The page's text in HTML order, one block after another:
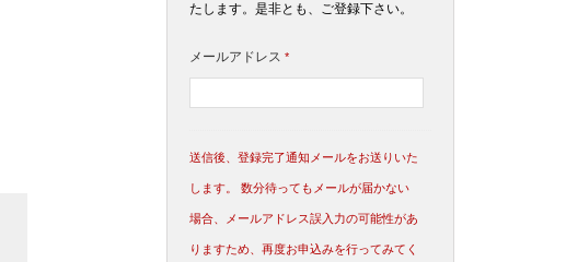
たします。是非とも、ご登録下さい。
メールアドレス*
送信後、登録完了通知メールをお送りいた
します。 数分待ってもメールが届かない
場合、メールアドレス誤入力の可能性があ
りますため、再度お申込みを行ってみてく